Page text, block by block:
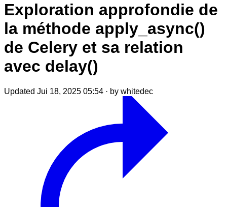
Exploration approfondie de
la méthode apply_async()
de Celery et sa relation
avec delay()
Updated Jui 18, 2025 05:54 · by whitedec